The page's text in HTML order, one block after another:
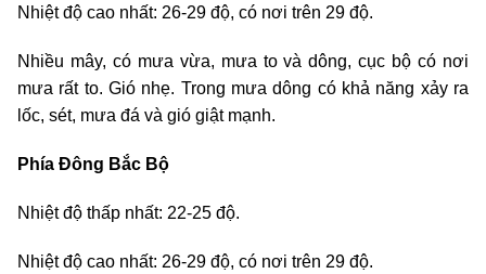
Nhiệt độ cao nhất: 26-29 độ, có nơi trên 29 độ.
Nhiều mây, có mưa vừa, mưa to và dông, cục bộ có nơi
mưa rất to. Gió nhẹ. Trong mưa dông có khả năng xảy ra
lốc, sét, mưa đá và gió giật mạnh.
Phía Đông Bắc Bộ
Nhiệt độ thấp nhất: 22-25 độ.
Nhiệt độ cao nhất: 26-29 độ, có nơi trên 29 độ.